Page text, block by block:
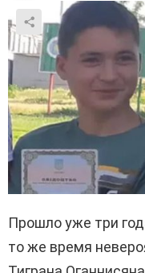
Прошло уже три
то же время